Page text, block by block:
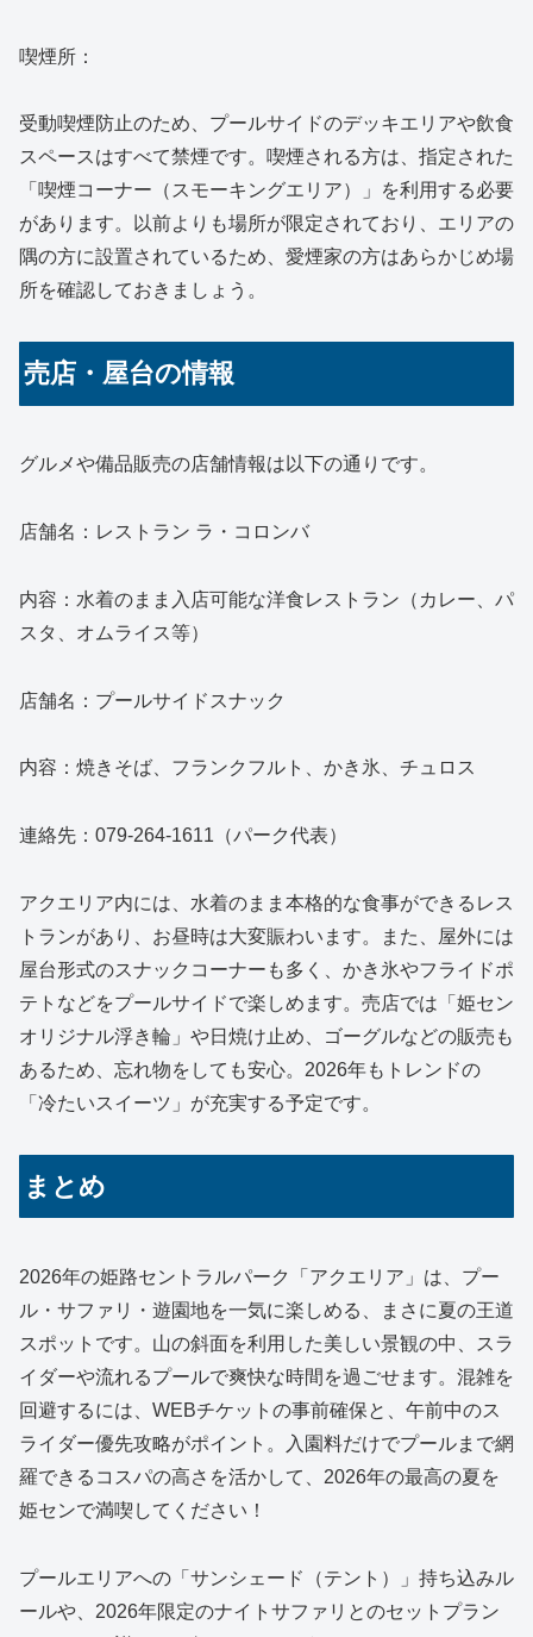
喫煙所：
受動喫煙防止のため、プールサイドのデッキエリアや飲食
スペースはすべて禁煙です。喫煙される方は、指定された
「喫煙コーナー（スモーキングエリア）」を利用する必要
があります。以前よりも場所が限定されており、エリアの
隅の方に設置されているため、愛煙家の方はあらかじめ場
所を確認しておきましょう。
売店・屋台の情報
グルメや備品販売の店舗情報は以下の通りです。
店舗名：レストラン ラ・コロンバ
内容：水着のまま入店可能な洋食レストラン（カレー、パ
スタ、オムライス等）
店舗名：プールサイドスナック
内容：焼きそば、フランクフルト、かき氷、チュロス
連絡先：079-264-1611（パーク代表）
アクエリア内には、水着のまま本格的な食事ができるレス
トランがあり、お昼時は大変賑わいます。また、屋外には
屋台形式のスナックコーナーも多く、かき氷やフライドポ
テトなどをプールサイドで楽しめます。売店では「姫セン
オリジナル浮き輪」や日焼け止め、ゴーグルなどの販売も
あるため、忘れ物をしても安心。2026年もトレンドの
「冷たいスイーツ」が充実する予定です。
まとめ
2026年の姫路セントラルパーク「アクエリア」は、プー
ル・サファリ・遊園地を一気に楽しめる、まさに夏の王道
スポットです。山の斜面を利用した美しい景観の中、スラ
イダーや流れるプールで爽快な時間を過ごせます。混雑を
回避するには、WEBチケットの事前確保と、午前中のス
ライダー優先攻略がポイント。入園料だけでプールまで網
羅できるコスパの高さを活かして、2026年の最高の夏を
姫センで満喫してください！
プールエリアへの「サンシェード（テント）」持ち込みル
ールや、2026年限定のナイトサファリとのセットプラン